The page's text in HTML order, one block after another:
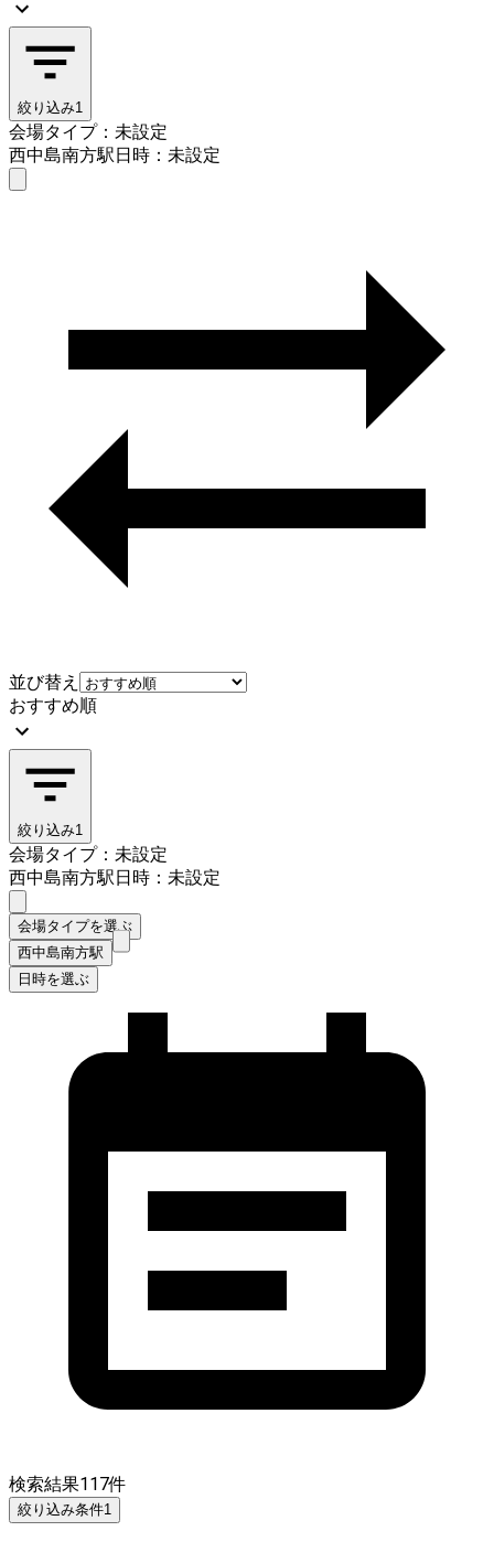
絞り込み1
会場タイプ：未設定
西中島南方駅日時：未設定
並び替え
おすすめ順
絞り込み1
会場タイプ：未設定
西中島南方駅日時：未設定
会場タイプを選ぶ
西中島南方駅
日時を選ぶ
検索結果117件
絞り込み条件1